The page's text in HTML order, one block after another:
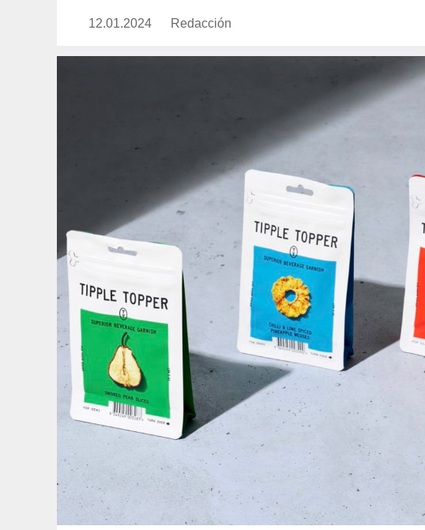
Publicado
12.01.2024 https://www.experimenta.es/author/redaccion/
Redacción